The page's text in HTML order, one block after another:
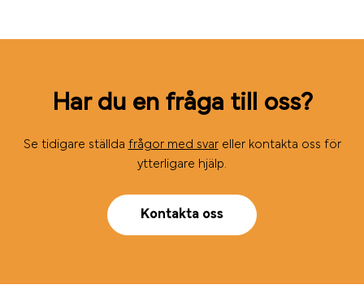
Har du en fråga till oss?
Se tidigare ställda frågor med svareller kontakta oss för
ytterligare hjälp.
Kontakta oss